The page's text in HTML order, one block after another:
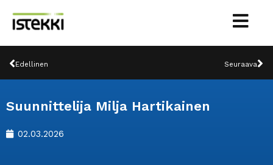
sisältöön
Prev
Edellinen Seuraava
Suunnittelija Milja Hartikainen
02.03.2026